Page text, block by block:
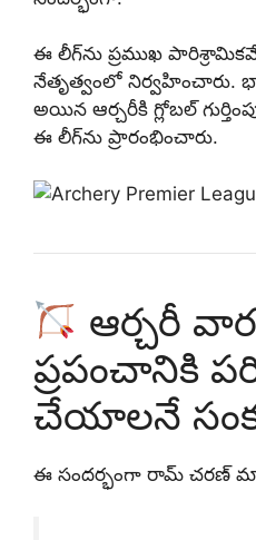
ఈ లీగ్‌ను ప్రముఖ
నేతృత్వంలో నిర్వహించారు.
అయిన ఆర్చరీకి గ్లోబల్
ఈ లీగ్‌ను ప్రారంభించారు.
ఆర్చరీ
ప్రపంచానికి
చేయాలనే
ఈ సందర్భంగా రామ్ చరణ్